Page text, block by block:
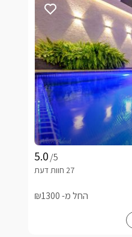
/5
החל מ- ₪1300